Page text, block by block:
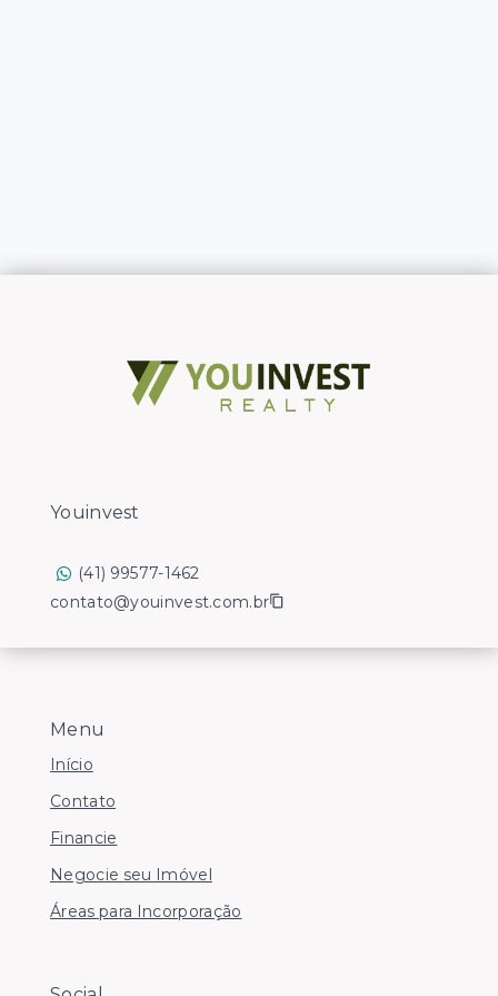
Menu
Início
Contato
Financie
Negocie seu Imóvel
Áreas para Incorporação
Youinvest
(41) 99577-1462
contato@youinvest.com.br